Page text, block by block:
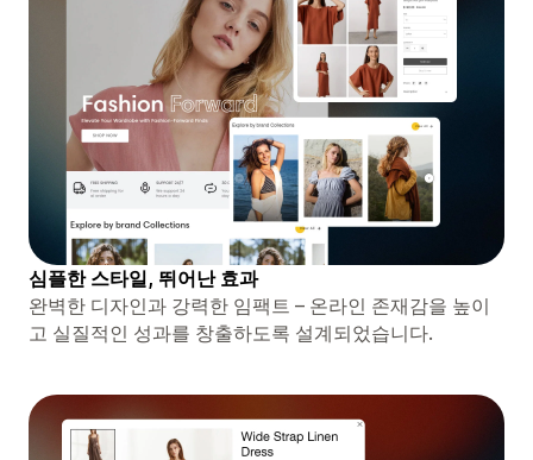
심플한 스타일, 뛰어난 효과
완벽한 디자인과 강력한 임팩트 – 온라인 존재감을 높이
고 실질적인 성과를 창출하도록 설계되었습니다.